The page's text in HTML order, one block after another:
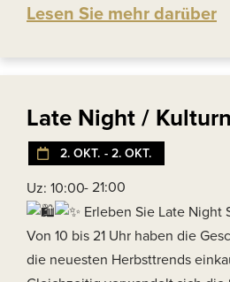
Lesen Sie mehr darüber
Late Night /
2. OKT. - 2. OKT.
Uz: 10:00- 21:00
Erleben Sie Late Night
Von 10 bis 21 Uhr haben die
die neuesten Herbsttrends